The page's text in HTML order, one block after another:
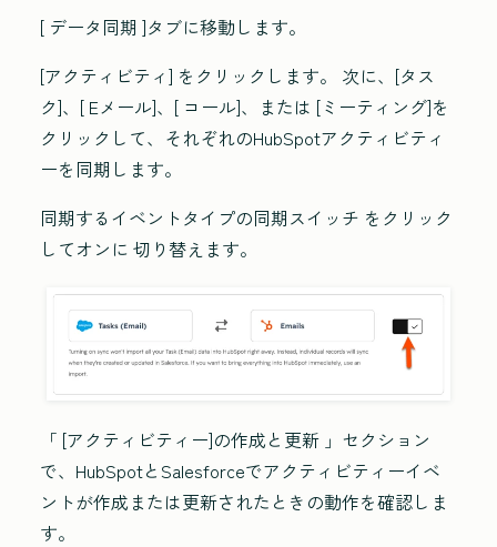
[ データ同期 ]タブに移動します。
[アクティビティ] をクリックします。 次に、[タス
ク]、[ Eメール]、[ コール]、または [ミーティング]を
クリックして、それぞれのHubSpotアクティビティ
ーを同期します。
同期するイベントタイプの同期スイッチ をクリック
してオンに 切り替えます。
「 [アクティビティー]の作成と更新 」セクション
で、HubSpotとSalesforceでアクティビティーイベ
ントが作成または更新されたときの動作を確認しま
す。